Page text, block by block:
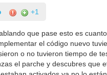
+1
que pase esto es
el código nuevo
o no tuvieron tiempo de
el parche y descubres que